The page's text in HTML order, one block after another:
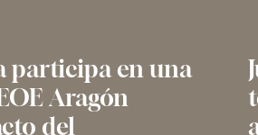
participa en una
Aragón
del